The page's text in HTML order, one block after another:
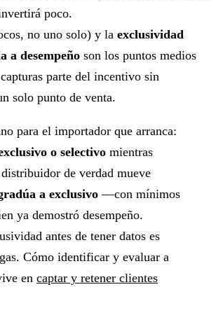
poco.
no uno solo) y la exclusividad
a desempeño son los puntos medios
parte del incentivo sin
solo punto de venta.
para el importador que arranca:
o selectivo mientras
de verdad mueve
a exclusivo—con mínimos
ya demostró desempeño.
antes de tener datos es
Cómo identificar y evaluar a
en captar y retener clientes